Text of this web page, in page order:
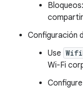
Configuración
Use
Wi-Fi